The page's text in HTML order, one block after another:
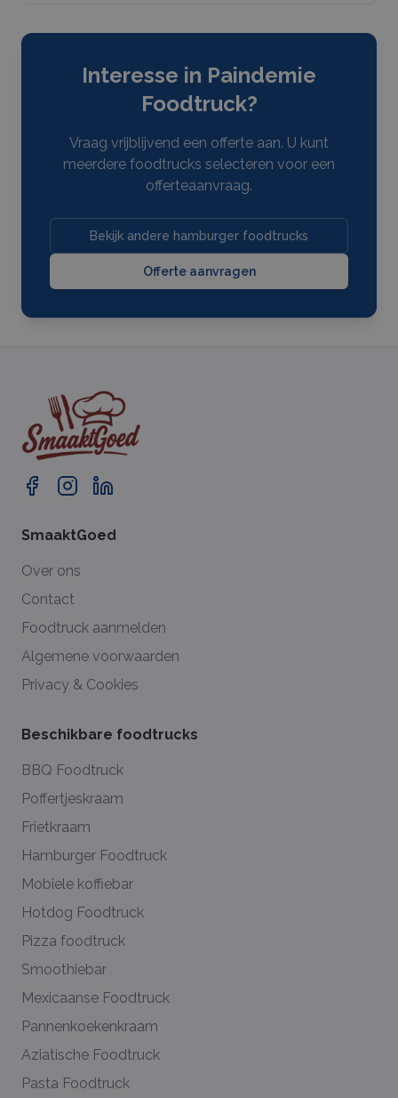
Interesse in Paindemie
Foodtruck?
Vraag vrijblijvend een offerte aan. U kunt
meerdere foodtrucks selecteren voor een
offerteaanvraag.
Bekijk andere hamburger foodtrucks
Offerte aanvragen
SmaaktGoed
Over ons
Contact
Foodtruck aanmelden
Algemene voorwaarden
Privacy & Cookies
Beschikbare foodtrucks
BBQ Foodtruck
Poffertjeskraam
Frietkraam
Hamburger Foodtruck
Mobiele koffiebar
Hotdog Foodtruck
Pizza foodtruck
Smoothiebar
Mexicaanse Foodtruck
Pannenkoekenkraam
Aziatische Foodtruck
Pasta Foodtruck